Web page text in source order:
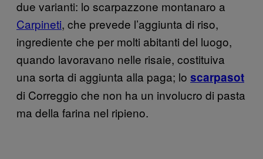
due varianti: lo scarpazzone montanaro a
Carpineti, che prevede l’aggiunta di riso,
ingrediente che per molti abitanti del luogo,
quando lavoravano nelle risaie, costituiva
una sorta di aggiunta alla paga; lo scarpasot
di Correggio che non ha un involucro di pasta
ma della farina nel ripieno.